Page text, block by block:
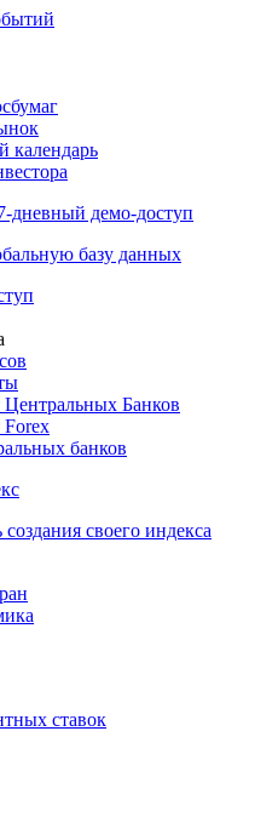
базу данных
дневный
базу данных
Банков
банков
своего индекса
ставок